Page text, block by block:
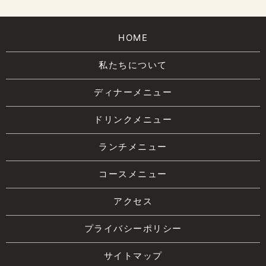
HOME
私たちについて
ディナーメニュー
ドリンクメニュー
ランチメニュー
コースメニュー
アクセス
プライバシーポリシー
サイトマップ